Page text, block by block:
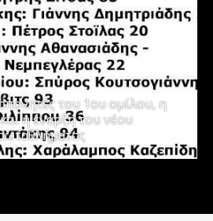
του 1ου ομίλου, η
η έναρξη του νέου